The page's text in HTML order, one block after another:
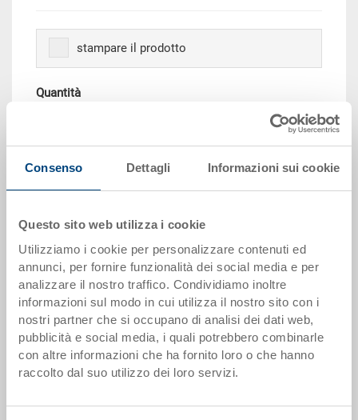
Consenso Dettagli Informazioni sui cookie
Questo sito web utilizza i cookie
Utilizziamo i cookie per personalizzare contenuti ed
annunci, per fornire funzionalità dei social media e per
analizzare il nostro traffico. Condividiamo inoltre
informazioni sul modo in cui utilizza il nostro sito con i
nostri partner che si occupano di analisi dei dati web,
pubblicità e social media, i quali potrebbero combinarle
con altre informazioni che ha fornito loro o che hanno
raccolto dal suo utilizzo dei loro servizi.
stampare il prodotto
Quantità
da 50 pezzi CHF 31.25
da 100 pezzi CHF 28.60
da 250 pezzi CHF 24.75